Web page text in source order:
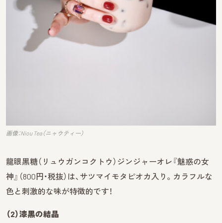
画像：Niou Tea（ニャウティー）
龍眼黒糖（リュウガンコクトウ）ジンジャーオレ『魅惑の女
神』（800円・税抜）は、サツマイモタピオカ入り。カラフルな
色と刺激的な味が特徴的です！
（2）漆黒の結晶